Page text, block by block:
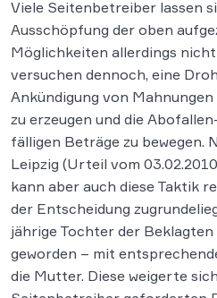
Viele Seitenbetreiber lassen
Ausschöpfung der oben
Möglichkeiten allerdings
versuchen dennoch, eine
Ankündigung von
zu erzeugen und die
fälligen Beträge zu bewegen.
Leipzig (Urteil vom
kann aber auch diese Taktik
der Entscheidung
jährige Tochter der
geworden – mit
die Mutter. Diese weigerte